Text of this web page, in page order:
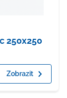
250x250
Zobrazit